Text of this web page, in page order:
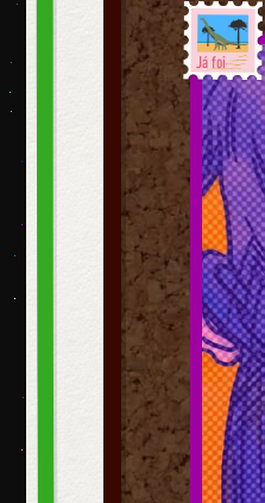
Já foi